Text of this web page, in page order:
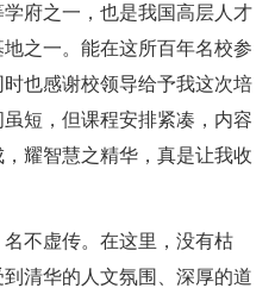
府之一，也是我国高层人才
之一。能在这所百年名校参
也感谢校领导给予我这次培
短，但课程安排紧凑，内容
耀智慧之精华，真是让我收
不虚传。在这里，没有枯
清华的人文氛围、深厚的道